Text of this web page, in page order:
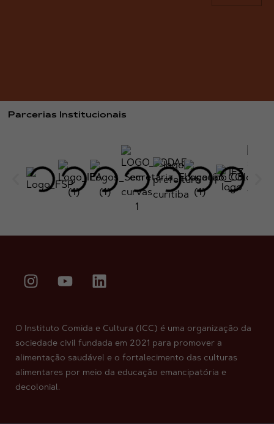
Parcerias Institucionais
O Instituto Comida e Cultura (ICC) é uma organização da
sociedade civil fundada em 2021 para promover a
alimentação saudável e o fortalecimento das culturas
alimentares por meio da educação emancipatória e
decolonial.